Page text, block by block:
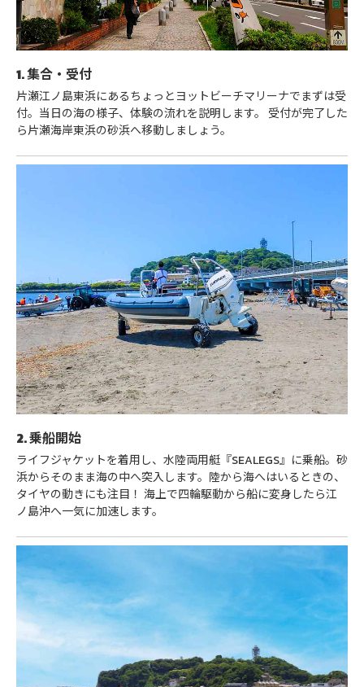
1. 集合・受付
片瀬江ノ島東浜にあるちょっとヨットビーチマリーナでまずは受
付。当日の海の様子、体験の流れを説明します。 受付が完了した
ら片瀬海岸東浜の砂浜へ移動しましょう。
2. 乗船開始
ライフジャケットを着用し、水陸両用艇『SEALEGS』に乗船。砂
浜からそのまま海の中へ突入します。陸から海へはいるときの、
タイヤの動きにも注目！ 海上で四輪駆動から船に変身したら江
ノ島沖へ一気に加速します。